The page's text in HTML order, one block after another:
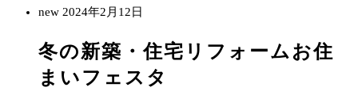
new 2024年2月12日
冬の新築・住宅リフォームお住
まいフェスタ